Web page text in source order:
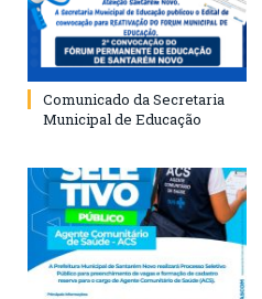
Comunicado da Secretaria
Municipal de Educação